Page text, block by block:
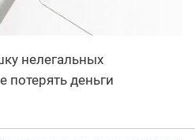
нелегальных
потерять деньги